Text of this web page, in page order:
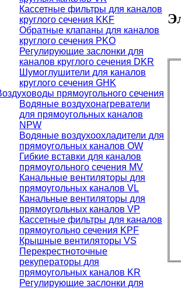
Кассетные фильтры для каналов
круглого сечения KKF
Обратные клапаны для каналов
круглого сечения PKO
Регулирующие заслонки для
каналов круглого сечения DKR
Шумоглушители для каналов
круглого сечения GHK
прямоугольного сечения
Водяные воздухонагреватели
для прямоугольных каналов
NPW
Водяные воздухоохладители для
прямоугольных каналов OW
Гибкие вставки для каналов
прямоугольного сечения MV
Канальные вентиляторы для
прямоугольных каналов VL
Канальные вентиляторы для
прямоугольных каналов VP
Кассетные фильтры для каналов
прямоугольно сечения KPF
Крышные вентиляторы VS
Перекрестноточные
рекуператоры для
прямоугольных каналов KR
Регулирующие заслонки для